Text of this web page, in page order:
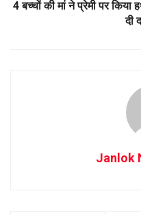
4 बच्चों की मां ने प्रेमी पर
दी
Janlok